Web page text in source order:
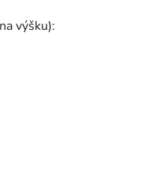
výšku):